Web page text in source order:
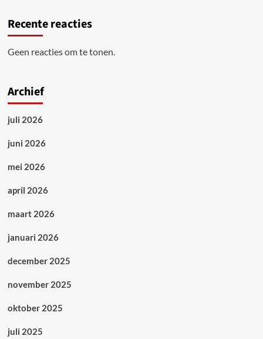
Recente reacties
Geen reacties om te tonen.
Archief
juli 2026
juni 2026
mei 2026
april 2026
maart 2026
januari 2026
december 2025
november 2025
oktober 2025
juli 2025